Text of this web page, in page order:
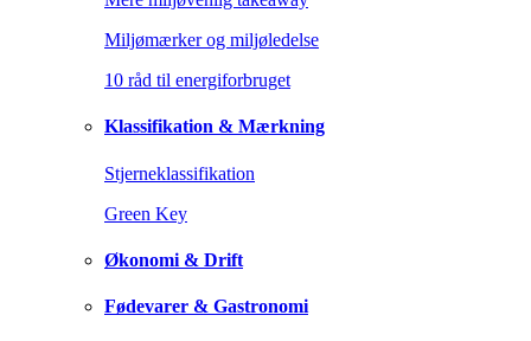
Miljømærker og miljøledelse
10 råd til energiforbruget
Klassifikation & Mærkning
Stjerneklassifikation
Green Key
Økonomi & Drift
Fødevarer & Gastronomi